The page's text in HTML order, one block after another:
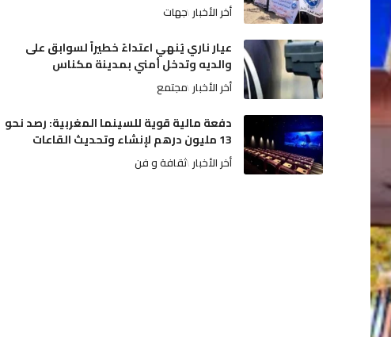
أخر الأخبار جهات
عيار ناري يُنهي اعتداءً خطيراً لسوابق على
والديه وتدخل أمني بمدينة مكناس
أخر الأخبار مجتمع
دفعة مالية قوية للسينما المغربية: رصد نحو
13 مليون درهم لإنشاء وتحديث القاعات
أخر الأخبار ثقافة و فن